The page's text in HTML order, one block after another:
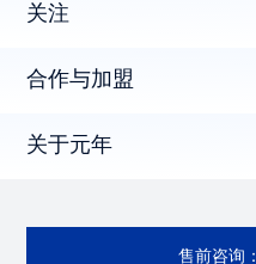
关注
合作与加盟
关于元年
售前咨询：